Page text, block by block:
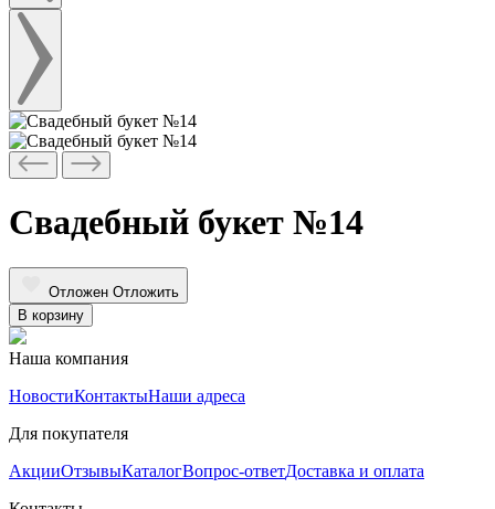
Свадебный букет №14
Отложен Отложить
В корзину
Наша компания
НовостиКонтактыНаши адреса
Для покупателя
АкцииОтзывыКаталогВопрос-ответДоставка и оплата